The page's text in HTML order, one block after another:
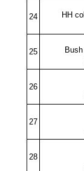
24
HH
25
26
27
28